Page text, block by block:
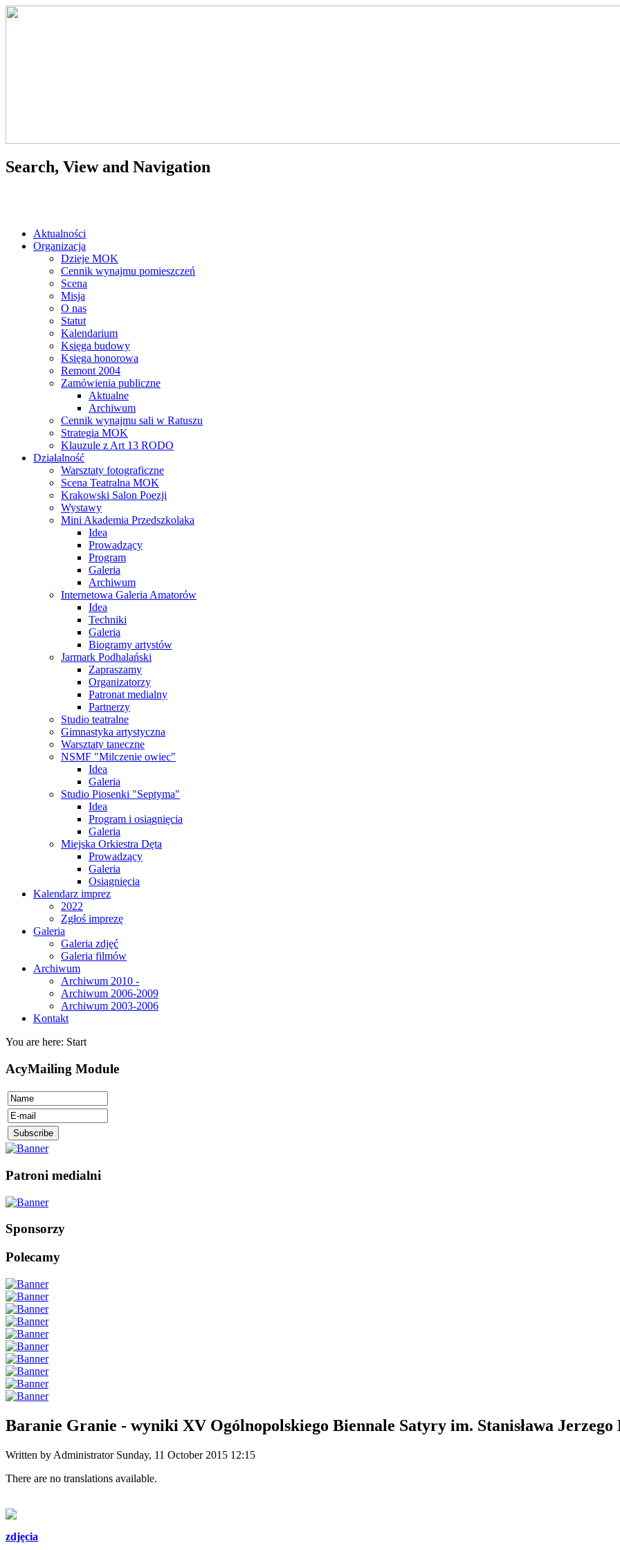
Search, View and Navigation
Aktualności
Organizacja
Dzieje MOK
Cennik wynajmu pomieszczeń
Scena
Misja
O nas
Statut
Kalendarium
Księga budowy
Księga honorowa
Remont 2004
Zamówienia publiczne
Aktualne
Archiwum
Cennik wynajmu sali w Ratuszu
Strategia MOK
Klauzule z Art 13 RODO
Działalność
Warsztaty fotograficzne
Scena Teatralna MOK
Krakowski Salon Poezji
Wystawy
Mini Akademia Przedszkolaka
Idea
Prowadzący
Program
Galeria
Archiwum
Internetowa Galeria Amatorów
Idea
Techniki
Galeria
Biogramy artystów
Jarmark Podhalański
Zapraszamy
Organizatorzy
Patronat medialny
Partnerzy
Studio teatralne
Gimnastyka artystyczna
Warsztaty taneczne
NSMF "Milczenie owiec"
Idea
Galeria
Studio Piosenki "Septyma"
Idea
Program i osiągnięcia
Galeria
Miejska Orkiestra Dęta
Prowadzący
Galeria
Osiągnięcia
Kalendarz imprez
2022
Zgłoś imprezę
Galeria
Galeria zdjęć
Galeria filmów
Archiwum
Archiwum 2010 -
Archiwum 2006-2009
Archiwum 2003-2006
Kontakt
You are here: Start
AcyMailing Module
Patroni medialni
Sponsorzy
Polecamy
Baranie Granie - wyniki XV Ogólnopolskiego Biennale Satyry im. Stanisława Jerzego
Written by Administrator Sunday, 11 October 2015 12:15
There are no translations available.
zdjęcia